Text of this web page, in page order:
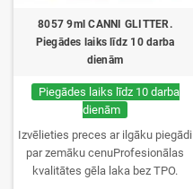
8057 9ml CANNI GLITTER.
Piegādes laiks līdz 10 darba
dienām
Piegādes laiks līdz 10 darba
dienām
Izvēlieties preces ar ilgāku piegādi
par zemāku cenuProfesionālas
kvalitātes gēla laka bez TPO.